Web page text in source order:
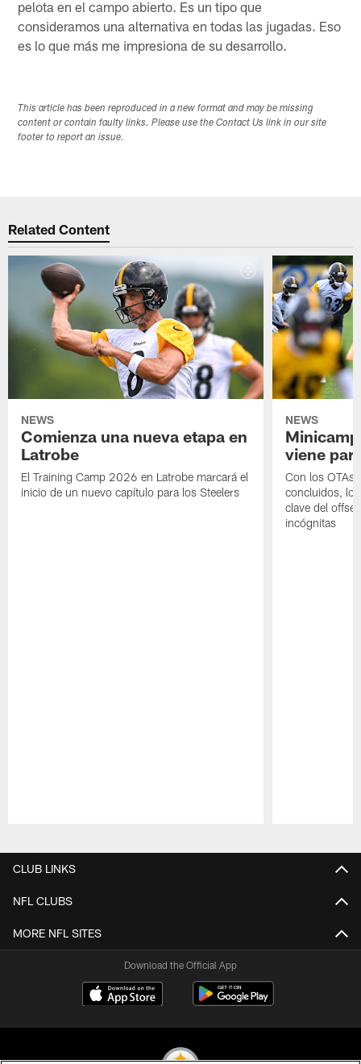
pelota en el campo abierto. Es un tipo que
consideramos una alternativa en todas las jugadas. Eso
es lo que más me impresiona de su desarrollo.
This article has been reproduced in a new format and may be missing
content or contain faulty links. Please use the Contact Us link in our site
footer to report an issue.
Related Content
NEWS
Comienza una nueva etapa en
Latrobe
El Training Camp 2026 en Latrobe marcará el
inicio de un nuevo capítulo para los Steelers
NEWS
viene
Con los OTAs
concluidos,
clave del
incógnitas
CLUB LINKS
NFL CLUBS
MORE NFL SITES
Download the Official App